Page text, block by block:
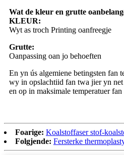
Wat de kleur en grutte
KLEUR:
Wyt as troch Printing oanfreegje
Grutte:
Oanpassing oan jo behoeften
En yn ús algemiene betingsten fan
wy in opslachtiid fan twa jier yn
en op in maksimale temperatuer fan
Foarige: Koalstoffaser stof-
Folgjende: Fersterke